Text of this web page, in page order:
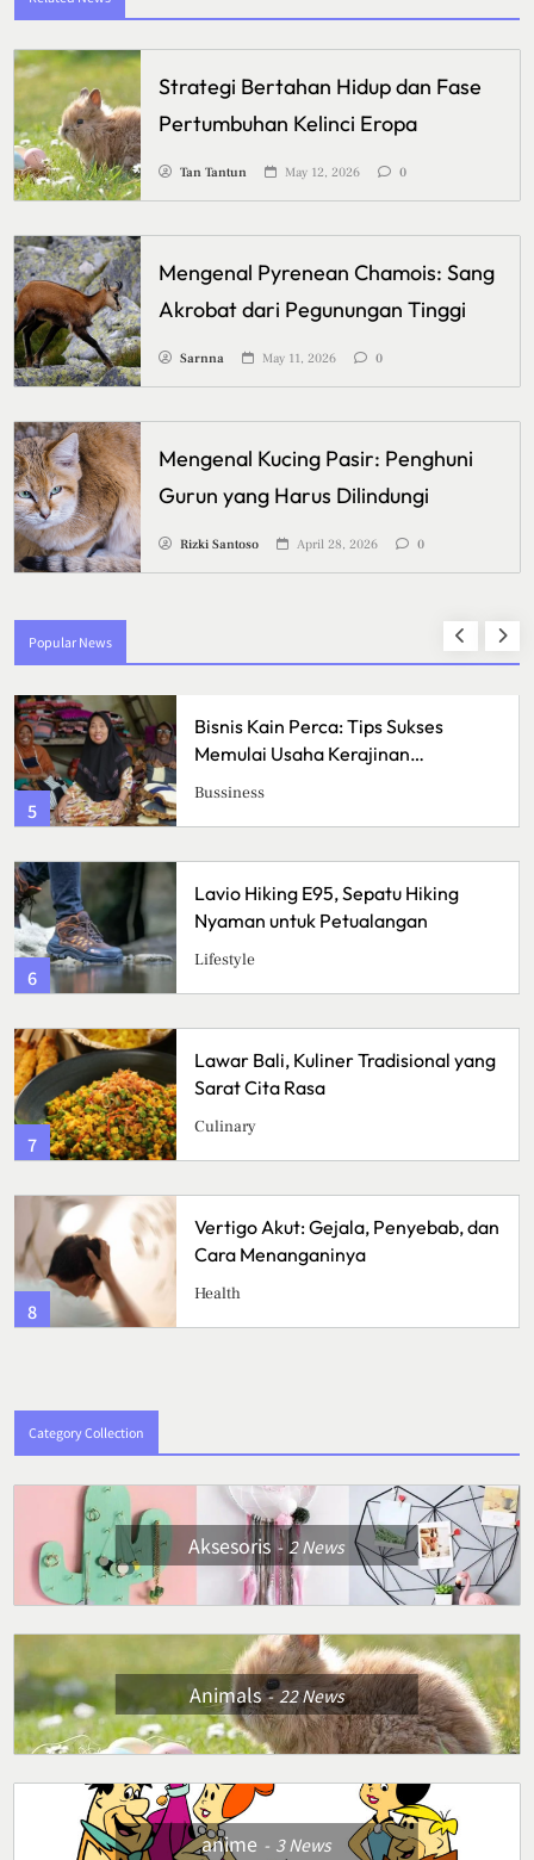
Strategi Bertahan Hidup dan Fase
Pertumbuhan Kelinci Eropa
Tan Tantun May 12, 2026 0
Mengenal Pyrenean Chamois: Sang
Akrobat dari Pegunungan Tinggi
Sarnna May 11, 2026 0
Mengenal Kucing Pasir: Penghuni
Gurun yang Harus Dilindungi
Rizki Santoso April 28, 2026 0
Popular News
1
Pizza Sourdough, Perpaduan Rasa
Asam yang Mengubah Cara
Kuliner
2
Crispy Cheese Bombs, Camilan
Renyah dengan Ledakan Keju yang
Sulit Ditolak
Kuliner
3
Ikan Fillet Saus Rempah, Sajian
Lezat dengan Aroma Kaya yang
Menggugah Selera
Kuliner
4
Sunrise Point Cukul, Destinasi Hits
dengan Panorama Pagi
Travel
Category Collection
Aksesoris 2News
Animals 22News
anime 3News